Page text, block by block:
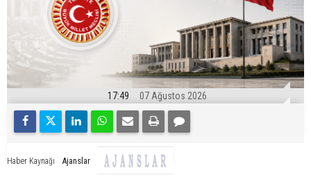
17:49 07 Ağustos 2026
Haber Kaynağı Ajanslar